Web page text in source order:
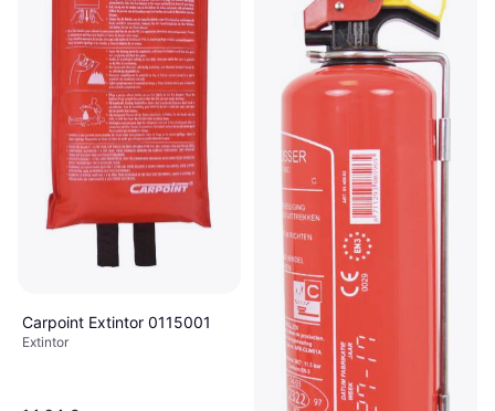
O 3 pagos de 5,33 € TAE 0%
3 tiendas
Carpoint Extintor 0115001
Extintor